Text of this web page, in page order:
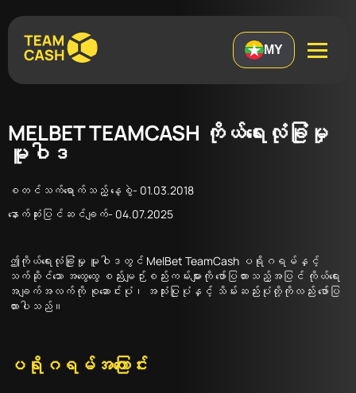
MY
MELBET TEAMCASH ကိုယ်ရေးလုံခြုံမှု
မူဝါဒ
စတင်သက်ရောက်သည့် နေ့စွဲ- 01.03.2018
နောက်ဆုံးပြင်ဆင်ချက်- 04.07.2025
ဤကိုယ်ရေးလုံခြုံမှု မူဝါဒတွင် MelBet TeamCash ပရိုဂရမ်နှင့်
သက်ဆိုင်သော အထွေထွေ စည်းမျဉ်းစည်းကမ်းများကို ဖော်ပြထားသည့်အပြင် ကိုယ်ရေး
အချက်အလက်ကို စုဆောင်းပုံ၊ အသုံးပြုပုံနှင့် သိမ်းဆည်းပုံတို့ကိုလည်း ဖော်ပြ
ထားပါသည်။
ပရိုဂရမ်အကြောင်း